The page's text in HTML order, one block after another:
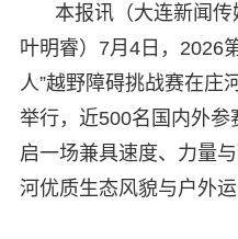
本报讯（大连新闻
叶明睿）7月4日，2026
人”越野障碍挑战赛在庄
举行，近500名国内外
启一场兼具速度、力量
河优质生态风貌与户外运